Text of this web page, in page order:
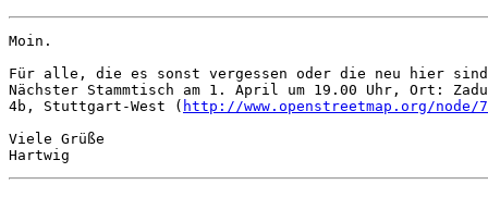
Moin.
Für alle, die es sonst vergessen oder die neu hier
Nächster Stammtisch am 1. April um 19.00 Uhr, Ort:
4b, Stuttgart-West ( http://www.openstreetmap.org/node/
Viele Grüße